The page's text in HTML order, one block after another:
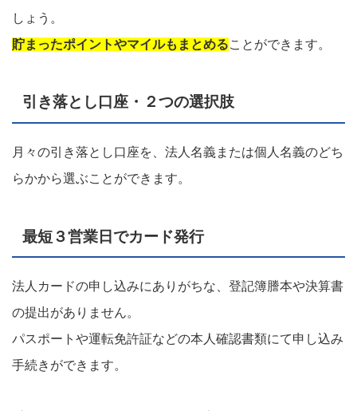
しょう。
貯まったポイントやマイルもまとめることができます。
引き落とし口座・２つの選択肢
月々の引き落とし口座を、法人名義または個人名義のどち
らかから選ぶことができます。
最短３営業日でカード発行
法人カードの申し込みにありがちな、登記簿謄本や決算書
の提出がありません。
パスポートや運転免許証などの本人確認書類にて申し込み
手続きができます。